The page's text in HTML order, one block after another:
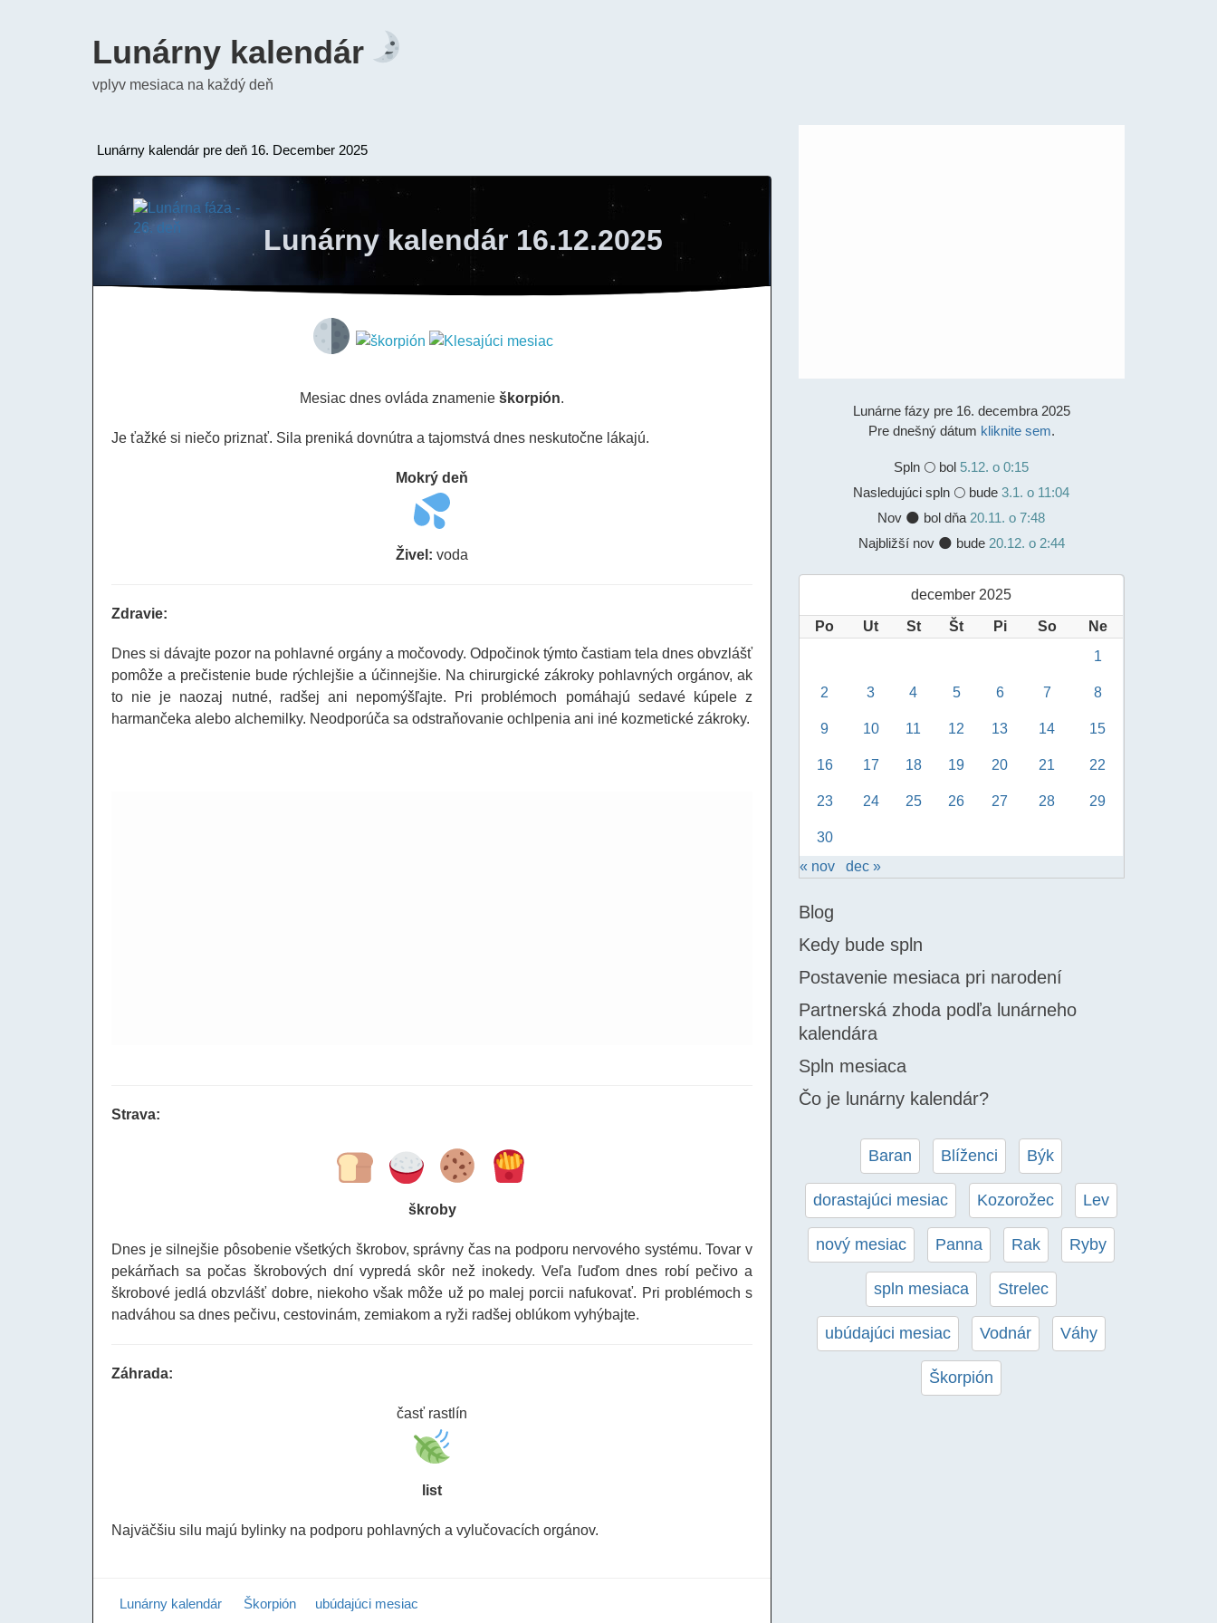
Lunárny kalendár
vplyv mesiaca na každý deň
Lunárny kalendár pre deň 16. December 2025
Lunárny kalendár 16.12.2025
Mesiac dnes ovláda znamenie škorpión.
Je ťažké si niečo priznať. Sila preniká dovnútra a tajomstvá dnes neskutočne lákajú.
Mokrý deň
Živel: voda
Zdravie:
Dnes si dávajte pozor na pohlavné orgány a močovody. Odpočinok týmto častiam tela dnes obvzlášť
pomôže a prečistenie bude rýchlejšie a účinnejšie. Na chirurgické zákroky pohlavných orgánov, ak
to nie je naozaj nutné, radšej ani nepomýšľajte. Pri problémoch pomáhajú sedavé kúpele z
harmančeka alebo alchemilky. Neodporúča sa odstraňovanie ochlpenia ani iné kozmetické zákroky.
Strava:
škroby
Dnes je silnejšie pôsobenie všetkých škrobov, správny čas na podporu nervového systému. Tovar v
pekárňach sa počas škrobových dní vypredá skôr než inokedy. Veľa ľuďom dnes robí pečivo a
škrobové jedlá obzvlášť dobre, niekoho však môže už po malej porcii nafukovať. Pri problémoch s
nadváhou sa dnes pečivu, cestovinám, zemiakom a ryži radšej oblúkom vyhýbajte.
Záhrada:
časť rastlín
list
Najväčšiu silu majú bylinky na podporu pohlavných a vylučovacích orgánov.
Lunárny kalendár Škorpión ubúdajúci mesiac
Lunárne fázy pre 16. decembra 2025
Pre dnešný dátum kliknite sem.
Spln 🌕 bol 5.12. o 0:15
Nasledujúci spln 🌕 bude3.1. o 11:04
Nov 🌑 bol dňa 20.11. o 7:48
Najbližší nov 🌑 bude 20.12. o 2:44
december 2025
Po Ut St Št Pi So
Ne
1
2 3 4 5 6 7 8
9 10 11 12 13 14 15
16 17 18 19 20 21 22
23 24 25 26 27 28 29
30
« nov
dec »
Blog
Kedy bude spln
Postavenie mesiaca pri narodení
Partnerská zhoda podľa lunárneho
kalendára
Spln mesiaca
Čo je lunárny kalendár?
Baran Blíženci Býk
dorastajúci mesiac Kozorožec Lev
nový mesiac Panna Rak Ryby
spln mesiaca Strelec
ubúdajúci mesiac Vodnár Váhy
Škorpión